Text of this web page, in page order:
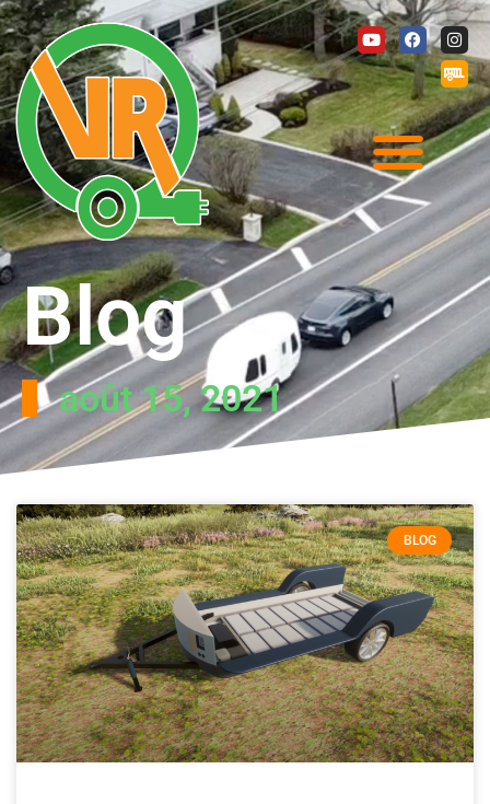
Blog
août 15, 2021
BLOG